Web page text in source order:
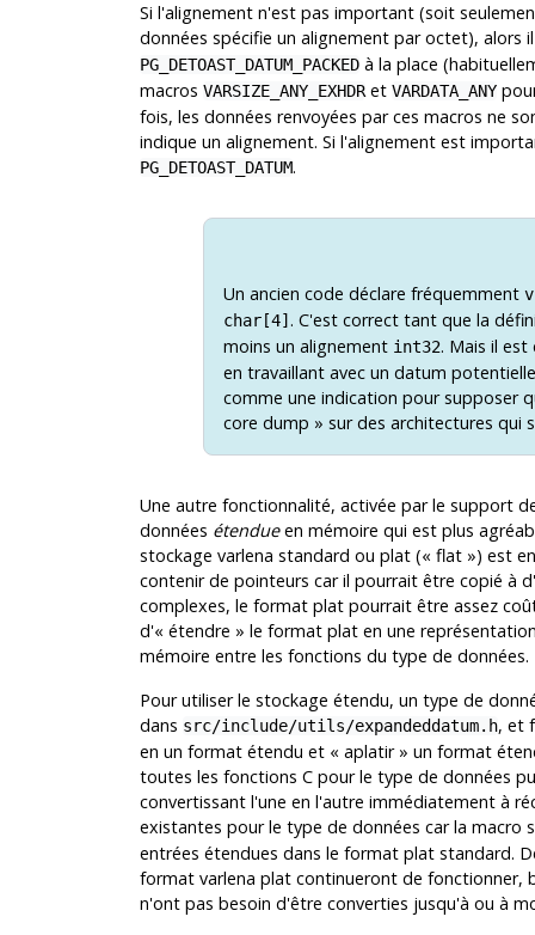
Si l'alignement n'est pas important (soit
données spécifie un alignement par octet), alors
PG_DETOAST_DATUM_PACKEDà la place
macros VARSIZE_ANY_EXHDRet VARDATA_ANY
fois, les données renvoyées par ces macros ne
indique un alignement. Si l'alignement est
PG_DETOAST_DATUM.
Un ancien code déclare fréquemment
char[4] . C'est correct tant que la
moins un alignement int32. Mais il
en travaillant avec un datum
comme une indication pour supposer
core dump » sur des architectures qui
Une autre fonctionnalité, activée par le support
données étendueen mémoire qui est plus
stockage varlena standard ou plat (« flat») est
contenir de pointeurs car il pourrait être copié à
complexes, le format plat pourrait être assez
d'« étendre » le format plat en une
mémoire entre les fonctions du type de données.
Pour utiliser le stockage étendu, un type de
dans src/include/utils/expandeddatum.h, et
en un format étendu et « aplatir» un format
toutes les fonctions C pour le type de données
convertissant l'une en l'autre immédiatement à
existantes pour le type de données car la macro
entrées étendues dans le format plat standard.
format varlena plat continueront de fonctionner,
n'ont pas besoin d'être converties jusqu'à ou à